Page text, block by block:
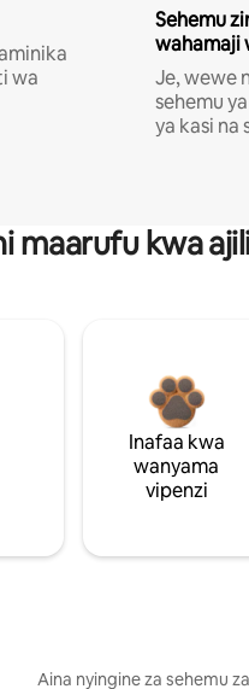
wa
Sehemu
wahamaji
Je, wewe
sehemu
ya kasi na
maarufu kwa
Inafaa kwa
wanyama
vipenzi
Aina nyingine za sehemu